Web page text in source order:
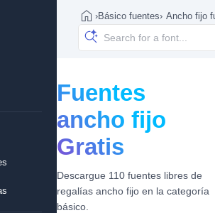
›Básico fuentes› Ancho fijo
Fuentes
ancho fijo
Gratis
Descargue 110 fuentes libres de
regalías ancho fijo en la categoría
básico.